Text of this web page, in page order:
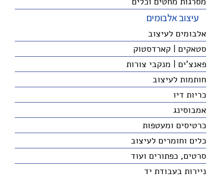
עיצוב אלבומים
אלבומים לעיצוב
סטאקים | קארדסטוק
פאנצ'ים | מנקבי צורות
חותמות לעיצוב
כריות דיו
אמבוסינג
כרטיסים ומעטפות
כלים וחומרים לעיצוב
סרטים, כפתורים ועוד
ניירות בעבודת יד